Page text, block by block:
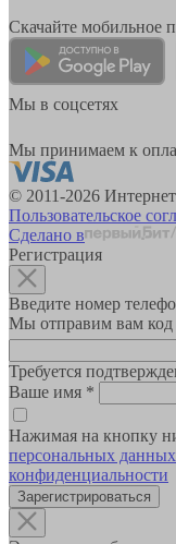
Скачайте мобильное
Мы в соцсетях
Мы принимаем к
© 2011-2026
Пользовательское
Сделано в
Регистрация
Введите номер
Мы отправим вам код
Требуется
Ваше имя *
Нажимая на кнопку
персональных данных
конфиденциальности
Зарегистрироваться